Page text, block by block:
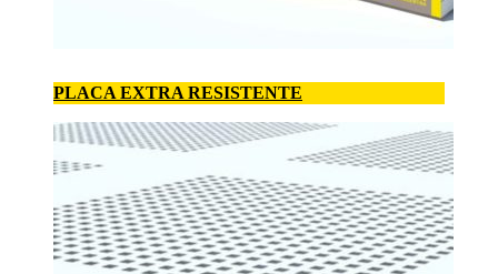
PLACA EXTRA RESISTENTE